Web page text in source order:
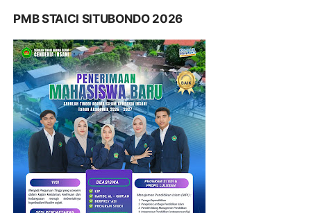
PMB STAICI SITUBONDO 2026